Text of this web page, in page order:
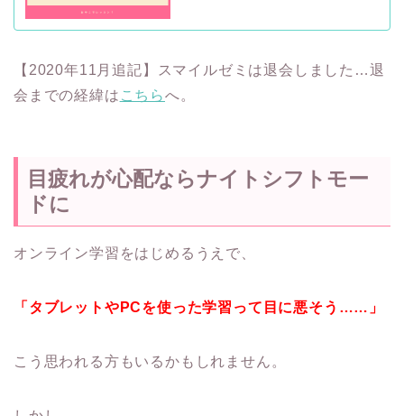
【2020年11月追記】スマイルゼミは退会しました…退
会までの経緯は こちらへ。
目疲れが心配ならナイトシフトモー
ドに
オンライン学習をはじめるうえで、
「タブレットやPCを使った学習って目に悪そう……」
こう思われる方もいるかもしれません。